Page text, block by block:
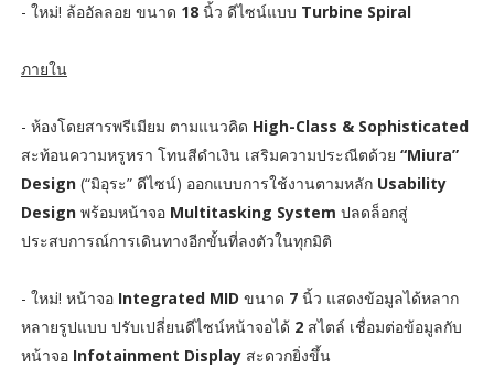
- ใหม่! ล้ออัลลอย ขนาด 18นิ้ว ดีไซน์แบบ Turbine Spiral
ภายใน
- ห้องโดยสารพรีเมียม ตามแนวคิด High-Class & Sophisticated
สะท้อนความหรูหรา โทนสีดำเงิน เสริมความประณีตด้วย “Miura”
Design(“มิอุระ” ดีไซน์) ออกแบบการใช้งานตามหลัก Usability
Designพร้อมหน้าจอ Multitasking System ปลดล็อกสู่
ประสบการณ์การเดินทางอีกขั้นที่ลงตัวในทุกมิติ
- ใหม่! หน้าจอ Integrated MID ขนาด 7 นิ้ว แสดงข้อมูลได้หลาก
หลายรูปแบบ ปรับเปลี่ยนดีไซน์หน้าจอได้ 2 สไตล์ เชื่อมต่อข้อมูลกับ
หน้าจอ Infotainment Displayสะดวกยิ่งขึ้น